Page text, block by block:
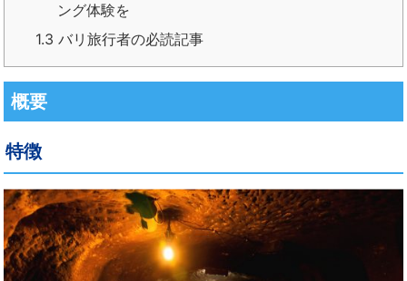
ング体験を
1.3 バリ旅行者の必読記事
概要
特徴